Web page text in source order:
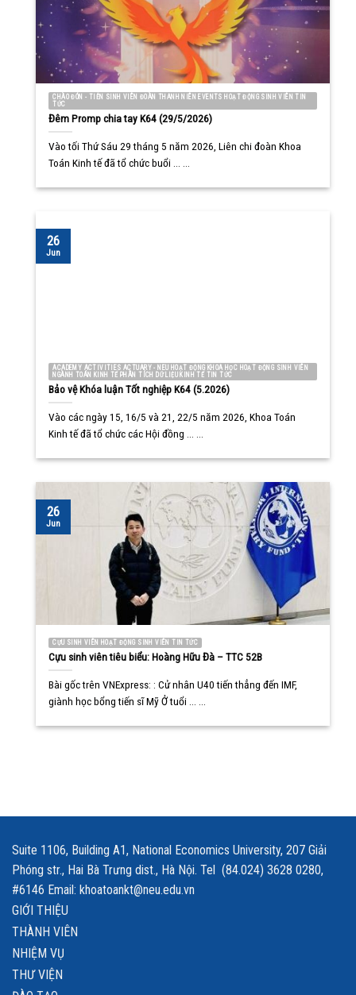
CHÀO ĐÓN - TIỄN SINH VIÊN ĐOÀN THANH NIÊN EVENTS HOẠT ĐỘNG SINH VIÊN TIN
TỨC
Đêm Promp chia tay K64 (29/5/2026)
Vào tối Thứ Sáu 29 tháng 5 năm 2026, Liên chi đoàn Khoa
Toán Kinh tế đã tổ chức buổi ... ...
ACADEMY ACTIVITIES ACTUARY - NEU HOẠT ĐỘNG KHOA HỌC HOẠT ĐỘNG SINH VIÊN
NGÀNH TOÁN KINH TẾ PHÂN TÍCH DỮ LIỆU KINH TẾ TIN TỨC
Bảo vệ Khóa luận Tốt nghiệp K64 (5.2026)
Vào các ngày 15, 16/5 và 21, 22/5 năm 2026, Khoa Toán
Kinh tế đã tổ chức các Hội đồng ... ...
26
Jun
CỰU SINH VIÊN HOẠT ĐỘNG SINH VIÊN TIN TỨC
Cựu sinh viên tiêu biểu: Hoàng Hữu Đà – TTC 52B
Bài gốc trên VNExpress: : Cử nhân U40 tiến thẳng đến IMF,
giành học bổng tiến sĩ Mỹ Ở tuổi ... ...
26
Jun
Suite 1106, Building A1, National Economics University, 207 Giải
Phóng str., Hai Bà Trưng dist., Hà Nội. Tel (84.024) 3628 0280,
#6146 Email: khoatoankt@neu.edu.vn
GIỚI THIỆU
THÀNH VIÊN
NHIỆM VỤ
THƯ VIỆN